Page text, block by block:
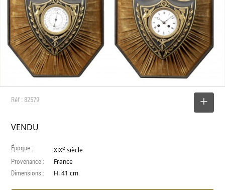
Réf : 82579
VENDU
Époque : XIXe siècle
Provenance : France
Dimensions : H. 41 cm